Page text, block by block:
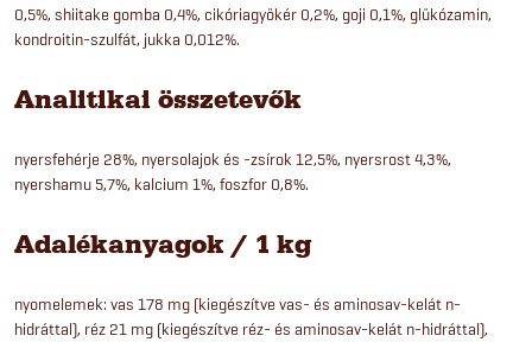
0,5%, shiitake gomba 0,4%, cikóriagyökér 0,2%, goji 0,1%, glükózamin,
kondroitin-szulfát, jukka 0,012%.
Analitikai összetevők
nyersfehérje 28%, nyersolajok és -zsírok 12,5%, nyersrost 4,3%,
nyershamu 5,7%, kalcium 1%, foszfor 0,8%.
Adalékanyagok / 1 kg
nyomelemek: vas 178 mg (kiegészítve vas- és aminosav-kelát n-
hidráttal), réz 21 mg (kiegészítve réz- és aminosav-kelát n-hidráttal),